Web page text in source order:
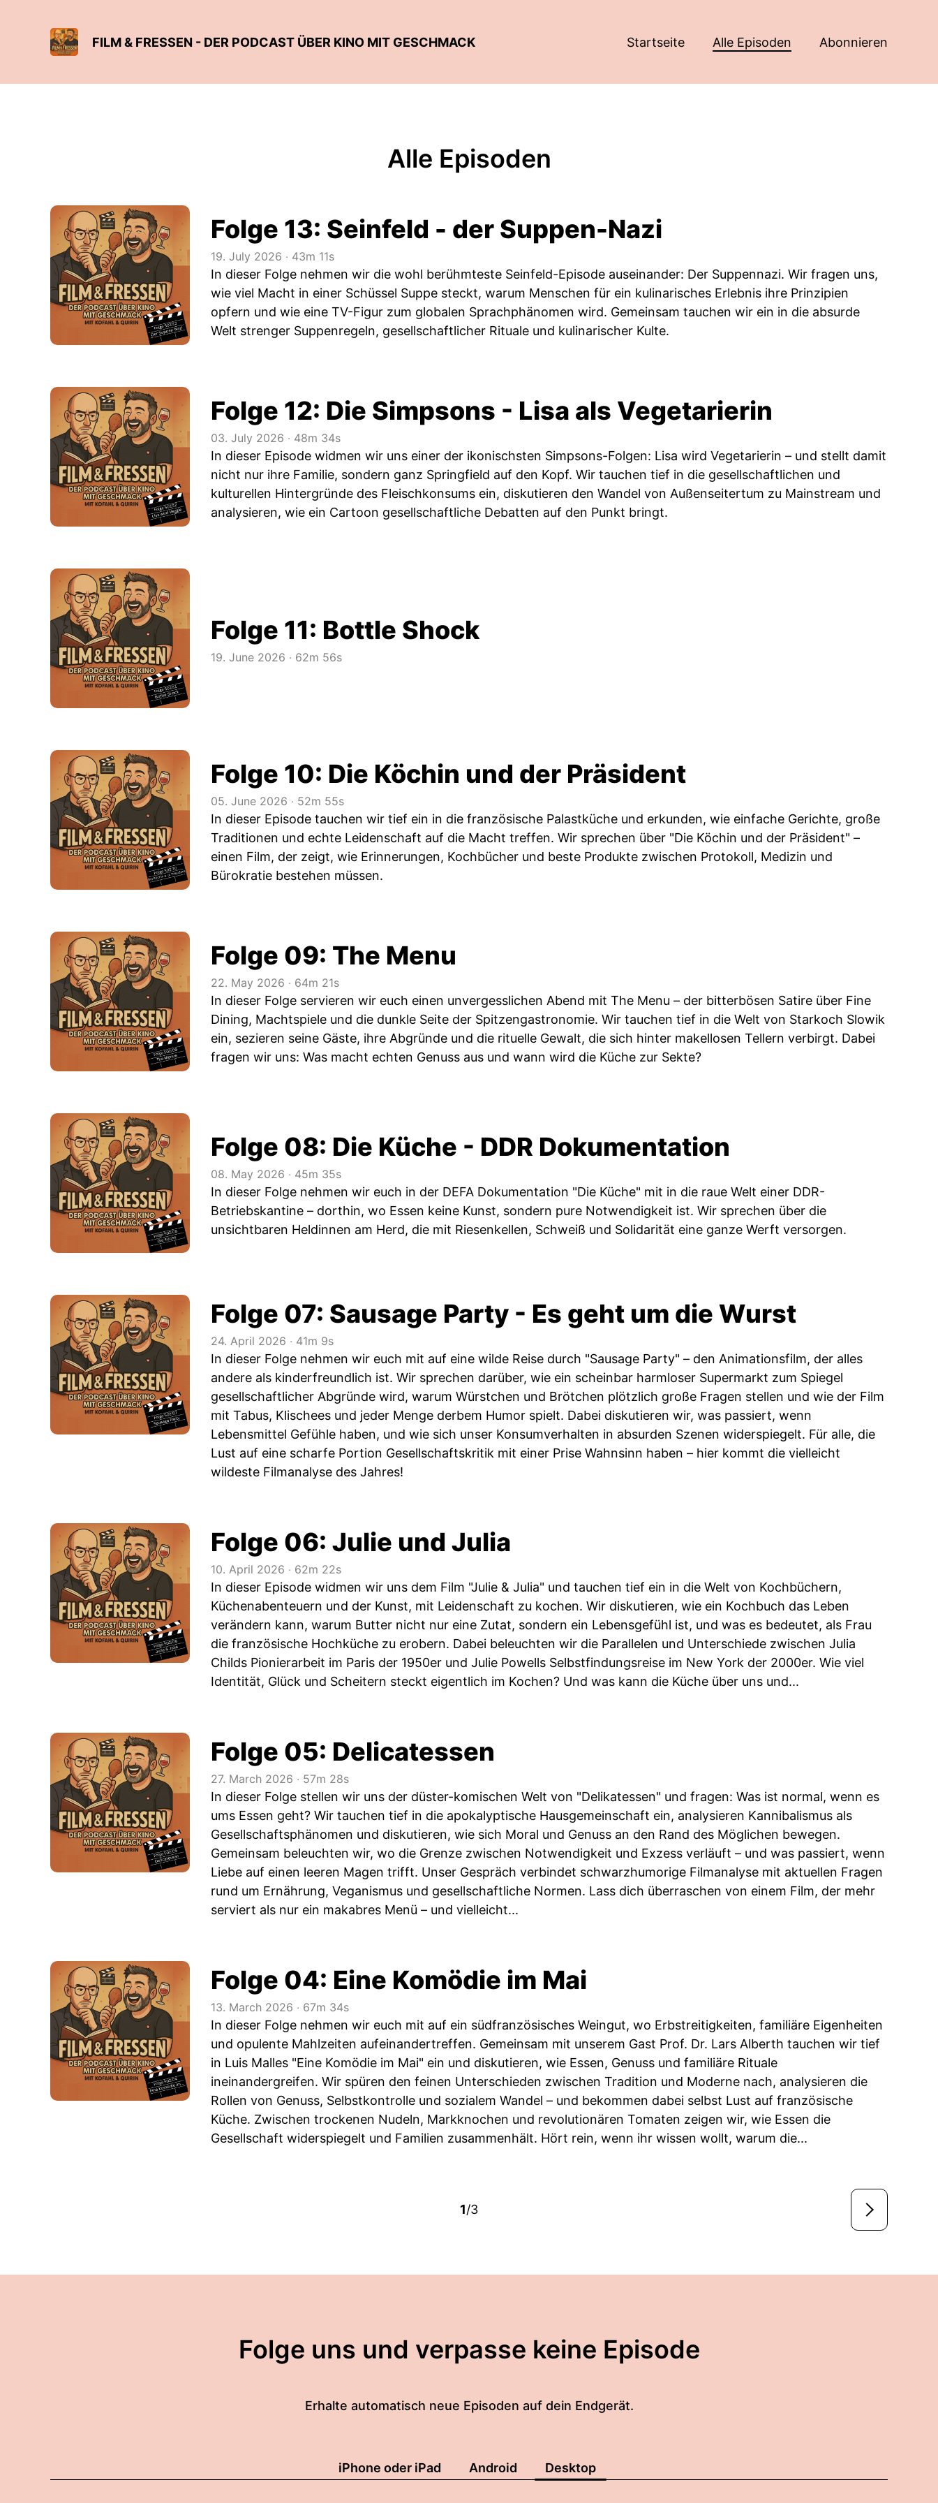
FILM & FRESSEN - DER PODCAST ÜBER KINO MIT GESCHMACK Startseite Alle Episoden Abonnieren
Alle Episoden
Folge 13: Seinfeld - der Suppen-Nazi
19. July 2026 ‧ 43m 11s
In dieser Folge nehmen wir die wohl berühmteste Seinfeld-Episode auseinander: Der Suppennazi. Wir fragen uns,
wie viel Macht in einer Schüssel Suppe steckt, warum Menschen für ein kulinarisches Erlebnis ihre Prinzipien
opfern und wie eine TV-Figur zum globalen Sprachphänomen wird. Gemeinsam tauchen wir ein in die absurde
Welt strenger Suppenregeln, gesellschaftlicher Rituale und kulinarischer Kulte.
Folge 12: Die Simpsons - Lisa als Vegetarierin
03. July 2026 ‧ 48m 34s
In dieser Episode widmen wir uns einer der ikonischsten Simpsons-Folgen: Lisa wird Vegetarierin – und stellt damit
nicht nur ihre Familie, sondern ganz Springfield auf den Kopf. Wir tauchen tief in die gesellschaftlichen und
kulturellen Hintergründe des Fleischkonsums ein, diskutieren den Wandel von Außenseitertum zu Mainstream und
analysieren, wie ein Cartoon gesellschaftliche Debatten auf den Punkt bringt.
Folge 11: Bottle Shock
19. June 2026 ‧ 62m 56s
Folge 10: Die Köchin und der Präsident
05. June 2026 ‧ 52m 55s
In dieser Episode tauchen wir tief ein in die französische Palastküche und erkunden, wie einfache Gerichte, große
Traditionen und echte Leidenschaft auf die Macht treffen. Wir sprechen über "Die Köchin und der Präsident" –
einen Film, der zeigt, wie Erinnerungen, Kochbücher und beste Produkte zwischen Protokoll, Medizin und
Bürokratie bestehen müssen.
Folge 09: The Menu
22. May 2026 ‧ 64m 21s
In dieser Folge servieren wir euch einen unvergesslichen Abend mit The Menu – der bitterbösen Satire über Fine
Dining, Machtspiele und die dunkle Seite der Spitzengastronomie. Wir tauchen tief in die Welt von Starkoch Slowik
ein, sezieren seine Gäste, ihre Abgründe und die rituelle Gewalt, die sich hinter makellosen Tellern verbirgt. Dabei
fragen wir uns: Was macht echten Genuss aus und wann wird die Küche zur Sekte?
Folge 08: Die Küche - DDR Dokumentation
08. May 2026 ‧ 45m 35s
In dieser Folge nehmen wir euch in der DEFA Dokumentation "Die Küche" mit in die raue Welt einer DDR-
Betriebskantine – dorthin, wo Essen keine Kunst, sondern pure Notwendigkeit ist. Wir sprechen über die
unsichtbaren Heldinnen am Herd, die mit Riesenkellen, Schweiß und Solidarität eine ganze Werft versorgen.
Folge 07: Sausage Party - Es geht um die Wurst
24. April 2026 ‧ 41m 9s
In dieser Folge nehmen wir euch mit auf eine wilde Reise durch "Sausage Party" – den Animationsfilm, der alles
andere als kinderfreundlich ist. Wir sprechen darüber, wie ein scheinbar harmloser Supermarkt zum Spiegel
gesellschaftlicher Abgründe wird, warum Würstchen und Brötchen plötzlich große Fragen stellen und wie der Film
mit Tabus, Klischees und jeder Menge derbem Humor spielt. Dabei diskutieren wir, was passiert, wenn
Lebensmittel Gefühle haben, und wie sich unser Konsumverhalten in absurden Szenen widerspiegelt. Für alle, die
Lust auf eine scharfe Portion Gesellschaftskritik mit einer Prise Wahnsinn haben – hier kommt die vielleicht
wildeste Filmanalyse des Jahres!
Folge 06: Julie und Julia
10. April 2026 ‧ 62m 22s
In dieser Episode widmen wir uns dem Film "Julie & Julia" und tauchen tief ein in die Welt von Kochbüchern,
Küchenabenteuern und der Kunst, mit Leidenschaft zu kochen. Wir diskutieren, wie ein Kochbuch das Leben
verändern kann, warum Butter nicht nur eine Zutat, sondern ein Lebensgefühl ist, und was es bedeutet, als Frau
die französische Hochküche zu erobern. Dabei beleuchten wir die Parallelen und Unterschiede zwischen Julia
Childs Pionierarbeit im Paris der 1950er und Julie Powells Selbstfindungsreise im New York der 2000er. Wie viel
Identität, Glück und Scheitern steckt eigentlich im Kochen? Und was kann die Küche über uns und...
Folge 05: Delicatessen
27. March 2026 ‧ 57m 28s
In dieser Folge stellen wir uns der düster-komischen Welt von "Delikatessen" und fragen: Was ist normal, wenn es
ums Essen geht? Wir tauchen tief in die apokalyptische Hausgemeinschaft ein, analysieren Kannibalismus als
Gesellschaftsphänomen und diskutieren, wie sich Moral und Genuss an den Rand des Möglichen bewegen.
Gemeinsam beleuchten wir, wo die Grenze zwischen Notwendigkeit und Exzess verläuft – und was passiert, wenn
Liebe auf einen leeren Magen trifft. Unser Gespräch verbindet schwarzhumorige Filmanalyse mit aktuellen Fragen
rund um Ernährung, Veganismus und gesellschaftliche Normen. Lass dich überraschen von einem Film, der mehr
serviert als nur ein makabres Menü – und vielleicht...
Folge 04: Eine Komödie im Mai
13. March 2026 ‧ 67m 34s
In dieser Folge nehmen wir euch mit auf ein südfranzösisches Weingut, wo Erbstreitigkeiten, familiäre Eigenheiten
und opulente Mahlzeiten aufeinandertreffen. Gemeinsam mit unserem Gast Prof. Dr. Lars Alberth tauchen wir tief
in Luis Malles "Eine Komödie im Mai" ein und diskutieren, wie Essen, Genuss und familiäre Rituale
ineinandergreifen. Wir spüren den feinen Unterschieden zwischen Tradition und Moderne nach, analysieren die
Rollen von Genuss, Selbstkontrolle und sozialem Wandel – und bekommen dabei selbst Lust auf französische
Küche. Zwischen trockenen Nudeln, Markknochen und revolutionären Tomaten zeigen wir, wie Essen die
Gesellschaft widerspiegelt und Familien zusammenhält. Hört rein, wenn ihr wissen wollt, warum die...
1/3
Folge uns und verpasse keine Episode
Erhalte automatisch neue Episoden auf dein Endgerät.
iPhone oder iPad Android Desktop